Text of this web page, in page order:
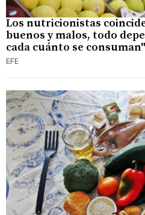
Los nutricionistas
buenos y malos, todo
cada cuánto se consuman"
EFE